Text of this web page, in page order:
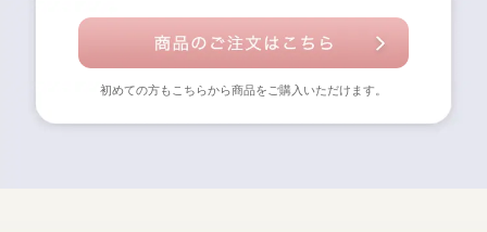
初めての方もこちらから商品をご購入いただけます。